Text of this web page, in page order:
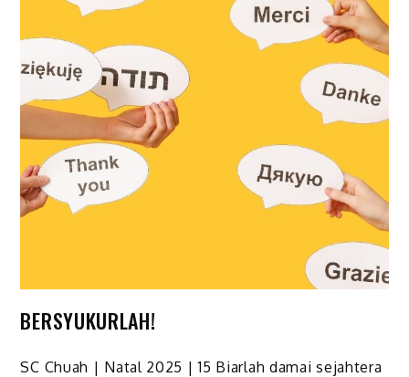
BERSYUKURLAH!
SC Chuah | Natal 2025 | 15 Biarlah damai sejahtera